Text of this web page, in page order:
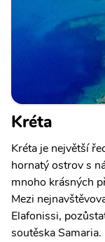
Kréta
Kréta je největší
hornatý ostrov s
mnoho krásných
Mezi
Elafonissi,
soutěska Samaria.